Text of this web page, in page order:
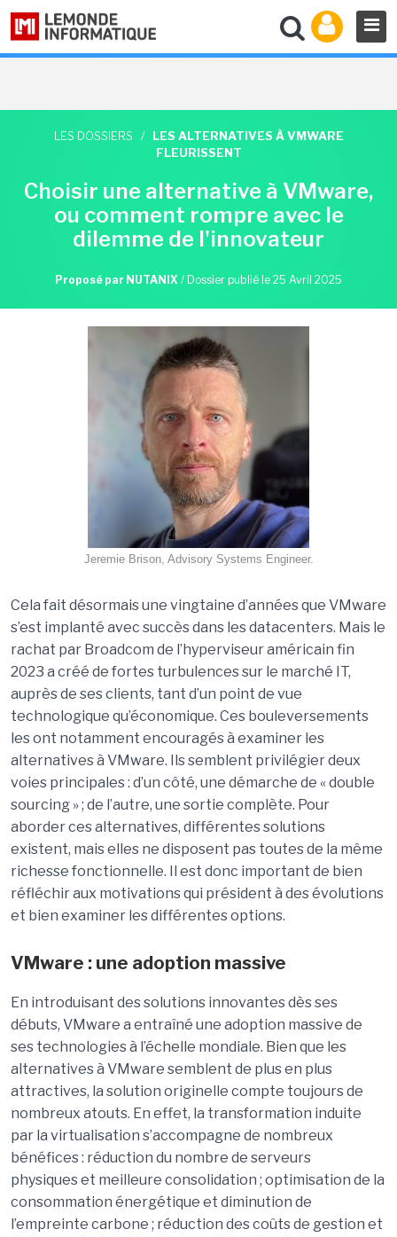
LES DOSSIERS /
LES ALTERNATIVES À VMWARE
FLEURISSENT
Choisir une alternative à VMware,
ou comment rompre avec le
dilemme de l'innovateur
Proposé par NUTANIX / Dossier publié le 25 Avril 2025
Jeremie Brison, Advisory Systems Engineer.
Cela fait désormais une vingtaine d’années que VMware
s’est implanté avec succès dans les datacenters. Mais le
rachat par Broadcom de l’hyperviseur américain fin
2023 a créé de fortes turbulences sur le marché IT,
auprès de ses clients, tant d’un point de vue
technologique qu’économique. Ces bouleversements
les ont notamment encouragés à examiner les
alternatives à VMware. Ils semblent privilégier deux
voies principales : d’un côté, une démarche de « double
sourcing » ; de l’autre, une sortie complète. Pour
aborder ces alternatives, différentes solutions
existent, mais elles ne disposent pas toutes de la même
richesse fonctionnelle. Il est donc important de bien
réfléchir aux motivations qui président à des évolutions
et bien examiner les différentes options.
VMware : une adoption massive
En introduisant des solutions innovantes dès ses
débuts, VMware a entraîné une adoption massive de
ses technologies à l’échelle mondiale. Bien que les
alternatives à VMware semblent de plus en plus
attractives, la solution originelle compte toujours de
nombreux atouts. En effet, la transformation induite
par la virtualisation s’accompagne de nombreux
bénéfices : réduction du nombre de serveurs
physiques et meilleure consolidation ; optimisation de la
consommation énergétique et diminution de
l’empreinte carbone ; réduction des coûts de gestion et